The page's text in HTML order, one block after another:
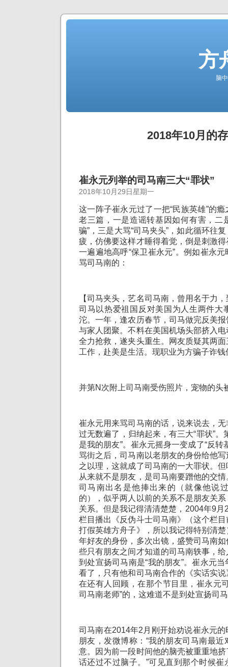
方
脑
2018年10月的
崔永元列举的司马南三大“罪状”
2018年10月29日星期一
这一阵子崔永元过了一把“民族英雄”的
老三篇，一是造谣转基因如何有害，二
骗”，三是大骂“司马夹头”，如此循环往
疲，仿佛要这样才睡得着觉，倒是刺激
一遍遍地高呼“保卫崔永元”。例如崔永
骂司马南的：
【司马夹头，艺名司马南，曾用名于力
司马以热爱祖国反对美国为人生两件大
沱。一年，逢农历春节，司马做完反美
与家人团聚。不料在美国机场头部挤入
全力抢救，遂夹头重生。网友质疑其两
工作，赴美是生活。现职业为方骗子诈
并第N次附上司马南受伤照片，宠物的头
崔永元用来骂司马南的话，说来说去，
过无数遍了，归纳起来，有三大“罪状”。
是我的朋友”。崔永元摇身一变成了“反转
骂街之后，司马南以老朋友的身份给他
之以理，这就成了司马南的一大罪状。
从来就不是朋友，是司马南要蹭他的交
司马南出名是他捧出来的（就像他说
的），似乎两人以前的关系不是朋友关
关系。但是我记得清清楚楚，2004年9月
栏目播出《反伪斗士司马南》（这个栏
打假英雄方舟子》，所以我记得特别清
年好友的身份，多次出镜，盛赞司马南
些只有朋友之间才知道的司马南轶事，
到处宣扬司马南是“我的朋友”。崔永元
看了，只有他和司马南合作的《实话实
在还有人回顾，在那个节目里，崔永元
司马南老师”的，这难道不是到处宣扬司
司马南在2014年2月刚开始劝说崔永元
朋友，发微博称：“我的朋友司马南最
意。因为前一段时间他的脑壳被重重地
话还过不过脑子。”可见直到那个时候